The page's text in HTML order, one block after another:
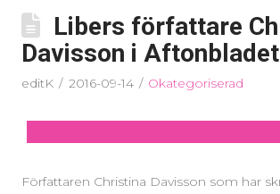
Libers författare
Davisson i Aftonbladet
editK 2016-09-14 Okategoriserad
Författaren Christina Davisson som har